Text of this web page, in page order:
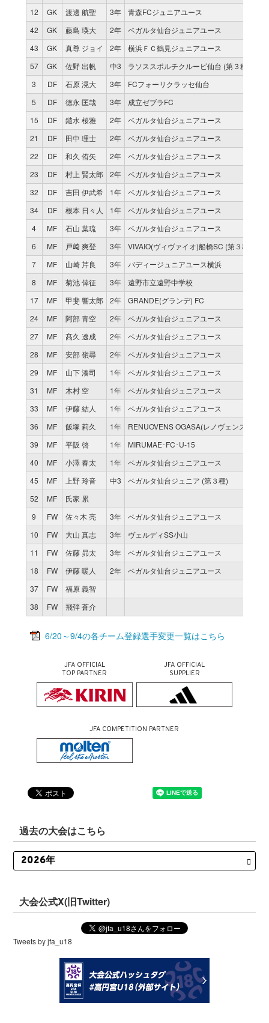
12 GK 渡邊 航聖 3年
青森FCジュニアユース
42
GK 藤島 瑛大 2年
ベガルタ仙台ジュニアユース
43
GK 真尊 ジョイ 2年
横浜ＦＣ鶴見ジュニアユース
57
GK 佐野 出帆 中3
ラソススポルチクルービ仙台 (第３種)
3
DF 石原 滉大 3年
FCフォーリクラッセ仙台
5
DF 徳永 匡哉 3年
成立ゼブラFC
15
DF 鑓水 桜雅 2年
ベガルタ仙台ジュニアユース
21
DF 田中 理士 2年
ベガルタ仙台ジュニアユース
22
DF 和久 侑矢 2年
ベガルタ仙台ジュニアユース
23
DF 村上 賢太郎 2年
ベガルタ仙台ジュニアユース
32
DF 吉田 伊武希 1年
ベガルタ仙台ジュニアユース
34
DF 根本 日々人 1年
ベガルタ仙台ジュニアユース
4
MF 石山 葉琉 3年
ベガルタ仙台ジュニアユース
6
MF 戸﨑 爽登 3年
VIVAIO(ヴィヴァイオ)船橋SC (第３種)
7
MF 山崎 芹良 3年
バディージュニアユース横浜
8
MF 菊池 倖征 3年
遠野市立遠野中学校
17
MF 甲斐 響太郎 2年
GRANDE(グランデ) FC
24
MF 阿部 青空 2年
ベガルタ仙台ジュニアユース
27
MF 髙久 遼成 2年
ベガルタ仙台ジュニアユース
28
MF 安部 嶺尋 2年
ベガルタ仙台ジュニアユース
29
MF 山下 湊司 1年
ベガルタ仙台ジュニアユース
31
MF 木村 空 1年
ベガルタ仙台ジュニアユース
33
MF 伊藤 結人 1年
ベガルタ仙台ジュニアユース
36
MF 飯塚 莉久 1年
RENUOVENS OGASA(レノヴェンス オガ
39
MF 平阪 啓 1年
MIRUMAE･FC･U-15
40
MF 小澤 春太 1年
ベガルタ仙台ジュニアユース
45
MF 上野 玲音 中3
ベガルタ仙台ジュニア (第３種)
52
MF
氏家 累
9
FW 佐々木 亮 3年
ベガルタ仙台ジュニアユース
10
FW 大山 真志 3年
ヴェルディSS小山
11
FW 佐藤 昴太 3年
ベガルタ仙台ジュニアユース
18
FW 伊藤 暖人 2年
ベガルタ仙台ジュニアユース
37
FW
福原 義智
38
FW 飛弾 蒼介
6/20～9/4の各チーム登録選手変更一覧はこちら
JFA OFFICIAL
TOP PARTNER
JFA OFFICIAL
SUPPLIER
JFA COMPETITION PARTNER
過去の大会はこちら
大会公式X(旧Twitter)
Tweets by jfa_u18